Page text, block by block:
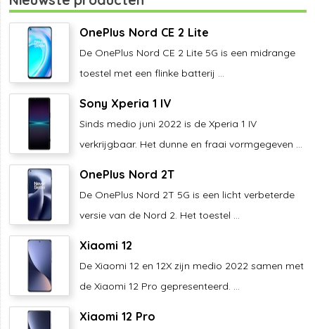
OnePlus Nord CE 2 Lite
De OnePlus Nord CE 2 Lite 5G is een midrange
toestel met een flinke batterij ...
Sony Xperia 1 IV
Sinds medio juni 2022 is de Xperia 1 IV
verkrijgbaar. Het dunne en fraai vormgegeven ...
OnePlus Nord 2T
De OnePlus Nord 2T 5G is een licht verbeterde
versie van de Nord 2. Het toestel ...
Xiaomi 12
De Xiaomi 12 en 12X zijn medio 2022 samen met
de Xiaomi 12 Pro gepresenteerd. ...
Xiaomi 12 Pro